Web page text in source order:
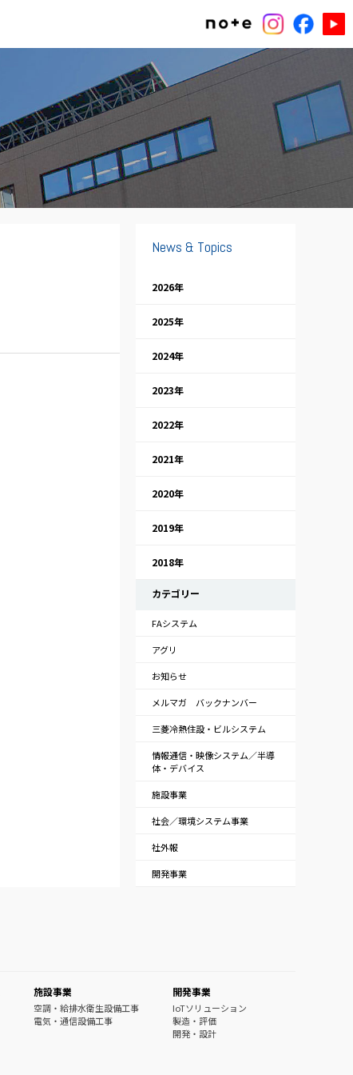
News & Topics
2026年
2025年
2024年
2023年
2022年
2021年
2020年
2019年
2018年
カテゴリー
FAシステム
アグリ
お知らせ
メルマガ バックナンバー
三菱冷熱住設・ビルシステム
情報通信・映像システム／半導
体・デバイス
施設事業
社会／環境システム事業
社外報
開発事業
施設事業
空調・給排水衛生設備工事
電気・通信設備工事
開発事業
IoTソリューション
製造・評価
開発・設計